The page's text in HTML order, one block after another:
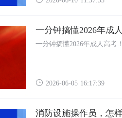
一分钟搞懂2026年成
一分钟搞懂2026年成人高考
2026-06-05 16:17:39
消防设施操作员，怎